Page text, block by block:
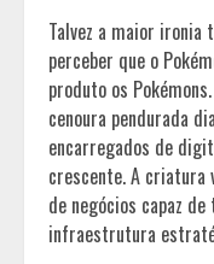
Talvez a maior ironia
perceber que o
produto os
cenoura pendurada
encarregados de
crescente. A criatura
de negócios capaz
infraestrutura